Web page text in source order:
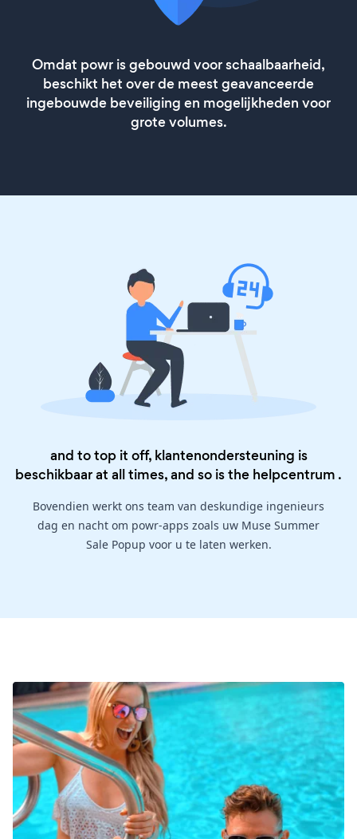
Omdat powr is gebouwd voor schaalbaarheid,
beschikt het over de meest geavanceerde
ingebouwde beveiliging en mogelijkheden voor
grote volumes.
and to top it off, klantenondersteuning is
beschikbaar at all times, and so is the helpcentrum .
Bovendien werkt ons team van deskundige ingenieurs
dag en nacht om powr-apps zoals uw Muse Summer
Sale Popup voor u te laten werken.